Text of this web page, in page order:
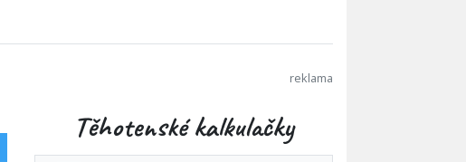
Těhotenské kalkulačky